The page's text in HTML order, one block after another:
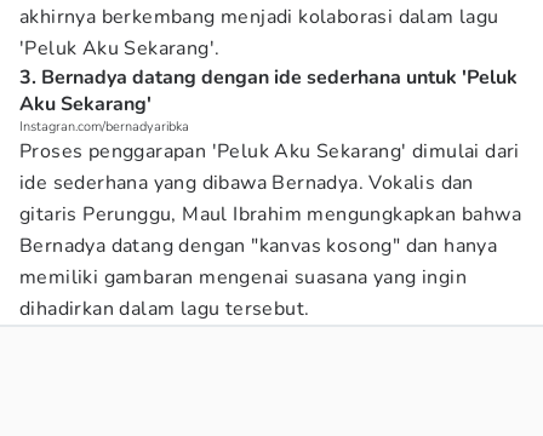
akhirnya berkembang menjadi kolaborasi dalam lagu
'Peluk Aku Sekarang'.
3. Bernadya datang dengan ide sederhana untuk 'Peluk
Aku Sekarang'
Instagran.com/bernadyaribka
Proses penggarapan 'Peluk Aku Sekarang' dimulai dari
ide sederhana yang dibawa Bernadya. Vokalis dan
gitaris Perunggu, Maul Ibrahim mengungkapkan bahwa
Bernadya datang dengan "kanvas kosong" dan hanya
memiliki gambaran mengenai suasana yang ingin
dihadirkan dalam lagu tersebut.